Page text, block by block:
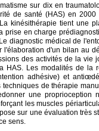
sur dix en
de santé (HAS) en
kinésithérapie tient une
prise en charge
diagnostic médical de
l'élaboration d'un bilan au
des activités de la vie
Les modalités de la
adhésive) et
de thérapie
une proprioception
les muscles
sur une évaluation très
sens.